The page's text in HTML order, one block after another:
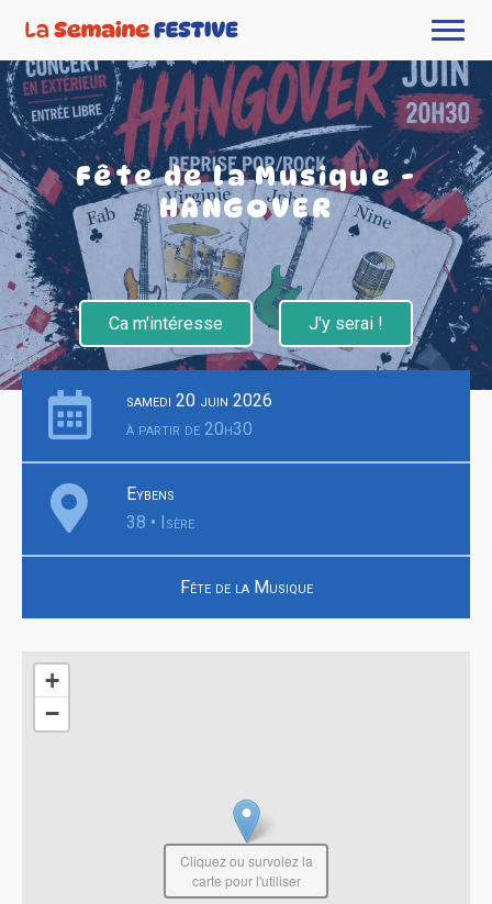
Fête de la Musique -
HANGOVER
Ca m'intéresse J'y serai !
samedi 20 juin 2026
à partir de 20h30
Eybens
38 • Isère
Fête de la Musique
+
−
Cliquez ou survolez la
carte pour l'utiliser